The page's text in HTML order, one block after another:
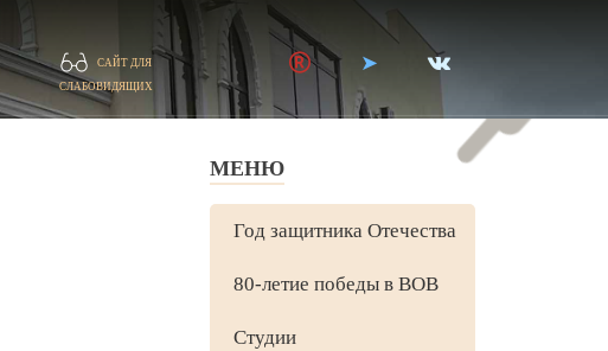
САЙТ ДЛЯ
СЛАБОВИДЯЩИХ
МЕНЮ
Год защитника Отечества
80-летие победы в ВОВ
Студии